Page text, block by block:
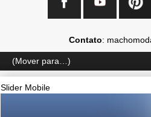
Contato:
Slider Mobile